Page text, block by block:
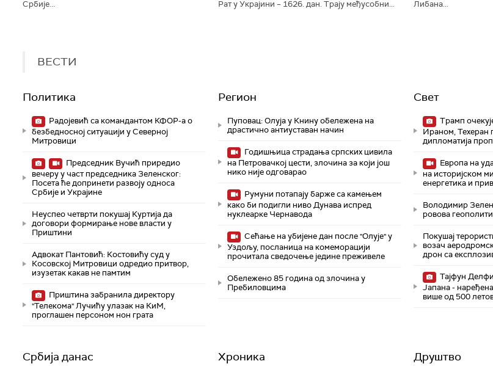
Србије...
Рат у Украјини – 1626. дан. Трају међусобни...
Либана...
ВЕСТИ
Политика
Радојевић са командантом КФОР-а о
безбедносној ситуацији у Северној
Митровици
Председник Вучић приредио
вечеру у част председника Зеленског:
Посета ће допринети развоју односа
Србије и Украјине
Неуспео четврти покушај Куртија да
договори формирање нове власти у
Приштини
Адвокат Пантовић: Костовићу суд у
Косовској Митровици одредио притвор,
изузетак какав не памтим
Приштина забранила директору
"Телекома" Лучићу улазак на КиМ,
проглашен персоном нон грата
Регион
Пуповац: Олуја у Книну обележена на
драстично антиуставан начин
Годишњица страдања српских цивила
на Петровачкој цести, злочина за који још
нико није одговарао
Румуни потапају барже са камењем
како би подигли ниво Дунава испред
нуклеарке Чернавода
Сећање на убијене дан после "Олује" у
Уздољу, посланица на комеморацији
прочитала сведочење једине преживеле
Обележено 85 година од злочина у
Пребиловцима
Свет
Трамп
Ираном, Техеран
дипломатија
Европа на
на историјском
енергетика и
Володимир
ровова
Покушај
возач
дрон са
Тајфун
Јапана -
више од 500
Србија данас Хроника Друштво